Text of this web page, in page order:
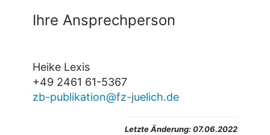
Ihre Ansprechperson
Heike Lexis
+49 2461 61-5367
zb-publikation@fz-juelich.de
Letzte Änderung: 07.06.2022